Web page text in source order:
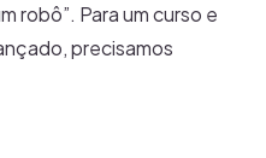
robô”. Para um curso e
precisamos